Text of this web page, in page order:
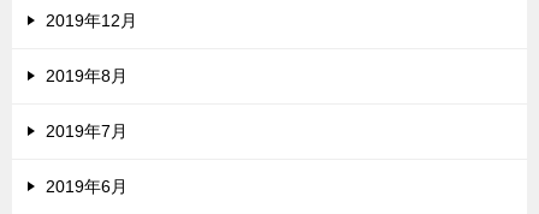
2019年12月
2019年8月
2019年7月
2019年6月